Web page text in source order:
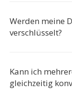
Werden meine
verschlüsselt?
Kann ich
gleichzeitig